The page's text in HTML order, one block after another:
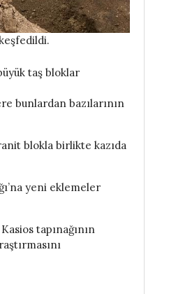
taş bloklar
bunlardan bazılarının
blokla birlikte kazıda
yeni eklemeler
tapınağının